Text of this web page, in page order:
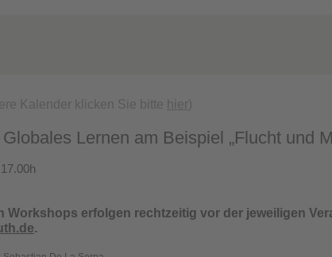
Kalender klicken Sie bitte hier)
Lernen am Beispiel „Flucht und
Workshops erfolgen rechtzeitig vor der jeweiligen
.